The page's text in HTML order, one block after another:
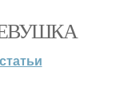
статьи